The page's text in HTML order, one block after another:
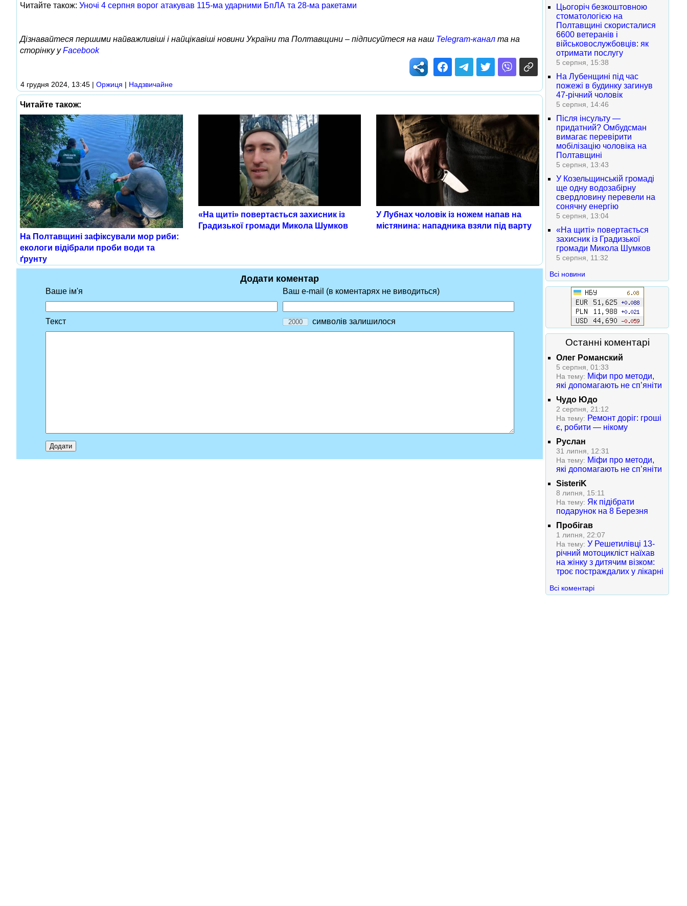
Читайте також: Уночі 4 серпня ворог атакував 115-ма ударними БпЛА та 28-ма ракетами
Дізнавайтеся першими найважливіші і найцікавіші новини України та Полтавщини – підписуйтеся на наш Telegram-канал та на
сторінку уFacebook
4 грудня 2024, 13:45 | Оржиця | Надзвичайне
Читайте також:
На Полтавщині зафіксували мор риби:
екологи відібрали проби води та
ґрунту
«На щиті» повертається захисник із
Градизької громади Микола Шумков
У Лубнах чоловік із ножем напав на
містянина: нападника взяли під варту
Додати коментар
Ваше ім'я Ваш e-mail (в коментарях не виводиться)
Текст символів залишилося
Цьогоріч безкоштовною
стоматологією на
Полтавщині скористалися
6600 ветеранів і
військовослужбовців: як
отримати послугу
5 серпня, 15:38
На Лубенщині під час
пожежі в будинку загинув
47-річний чоловік
5 серпня, 14:46
Після інсульту —
придатний? Омбудсман
вимагає перевірити
мобілізацію чоловіка на
Полтавщині
5 серпня, 13:43
У Козельщинській громаді
ще одну водозабірну
свердловину перевели на
сонячну енергію
5 серпня, 13:04
«На щиті» повертається
захисник із Градизької
громади Микола Шумков
5 серпня, 11:32
Всі новини
Останні коментарі
Олег Романский
5 серпня, 01:33
На тему: Міфи про методи,
які допомагають не сп’яніти
Чудо Юдо
2 серпня, 21:12
На тему: Ремонт доріг: гроші
є, робити — нікому
Руслан
31 липня, 12:31
На тему: Міфи про методи,
які допомагають не сп’яніти
SisteriK
8 липня, 15:11
На тему: Як підібрати
подарунок на 8 Березня
Пробігав
1 липня, 22:07
На тему: У Решетилівці 13-
річний мотоцикліст наїхав
на жінку з дитячим візком:
троє постраждалих у лікарні
Всі коментарі